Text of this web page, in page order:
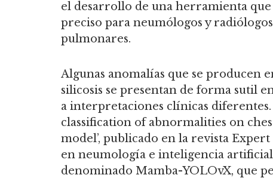
el desarrollo de una herramienta
preciso para neumólogos y
pulmonares.
Algunas anomalías que se producen
silicosis se presentan de forma sutil
a interpretaciones clínicas
classification of abnormalities on
model’, publicado en la revista
en neumología e inteligencia
denominado Mamba-YOLOvX, que